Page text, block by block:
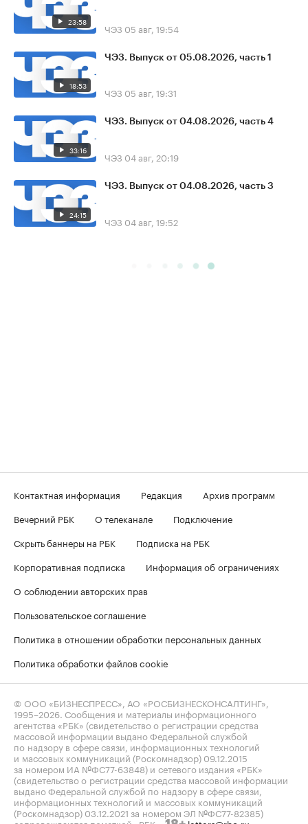
23:58 ЧЭЗ 05 авг, 19:54
18:53
ЧЭЗ. Выпуск от 05.08.2026, часть 1
ЧЭЗ 05 авг, 19:31
33:16
ЧЭЗ. Выпуск от 04.08.2026, часть 4
ЧЭЗ 04 авг, 20:19
24:15
ЧЭЗ. Выпуск от 04.08.2026, часть 3
ЧЭЗ 04 авг, 19:52
Контактная информация Редакция
Архив программ
Вечерний РБК
О телеканале
Подключение
Скрыть баннеры на РБК
Подписка на РБК
Корпоративная подписка
Информация об ограничениях
О соблюдении авторских прав
Пользовательское соглашение
Политика в отношении обработки персональных данных
Политика обработки файлов cookie
© ООО «БИЗНЕСПРЕСС», АО «РОСБИЗНЕСКОНСАЛТИНГ»,
1995–2026 . Сообщения и материалы информационного
агентства «РБК» (свидетельство о регистрации средства
массовой информации выдано Федеральной службой
по надзору в сфере связи, информационных технологий
и массовых коммуникаций (Роскомнадзор) 09.12.2015
за номером ИА №ФС77-63848) и сетевого издания «РБК»
(свидетельство о регистрации средства массовой информации
выдано Федеральной службой по надзору в сфере связи,
информационных технологий и массовых коммуникаций
(Роскомнадзор) 03.12.2021 за номером ЭЛ №ФС77-82385)